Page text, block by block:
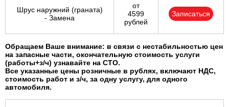
Шрус наружний (граната)
- Замена
от
4599
рублей
Записаться
Обращаем Ваше внимание: в связи с нестабильностью цен
на запасные части, окончательную стоимость услуги
(работы+з/ч) узнавайте на СТО.
Все указанные цены розничные в рублях, включают НДС,
стоимость работ и з/ч, за одну услугу, для одного
автомобиля.